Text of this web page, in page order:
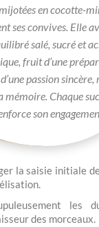
en cocotte-
ses convives. Elle
salé, sucré et
fruit d’une
passion sincère,
mémoire. Chaque
son
la saisie initiale
les
des morceaux.